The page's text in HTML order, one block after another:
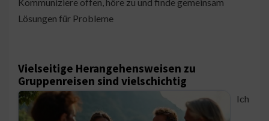
Kommuniziere offen, höre zu und finde gemeinsam
Lösungen für Probleme
Vielseitige Herangehensweisen zu
Gruppenreisen sind vielschichtig
Ich